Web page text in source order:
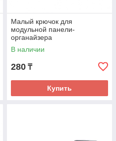
Малый крючок для
модульной панели-
органайзера
В наличии
280 ₸
Купить